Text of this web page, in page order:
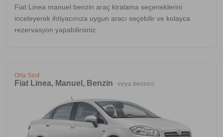
Fiat Linea manuel benzin araç kiralama seçeneklerini
inceleyerek ihtiyacınıza uygun aracı seçebilir ve kolayca
rezervasyon yapabilirsiniz.
Orta Sınıf
Fiat Linea, Manuel, Benzin veya benzeri